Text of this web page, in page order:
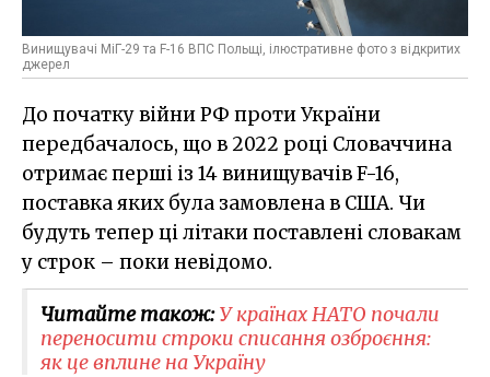
Винищувачі МіГ-29 та F-16 ВПС Польщі, ілюстративне фото з відкритих
джерел
До початку війни РФ проти України
передбачалось, що в 2022 році Словаччина
отримає перші із 14 винищувачів F-16,
поставка яких була замовлена в США. Чи
будуть тепер ці літаки поставлені словакам
у строк – поки невідомо.
Читайте також:У країнах НАТО почали
переносити строки списання озброєння:
як це вплине на Україну